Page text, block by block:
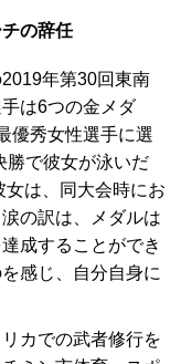
の辞任
年第30回東南
は6つの金メダ
優秀女性選手に選
勝で彼女が泳いだ
は、同大会時にお
の訳は、メダルは
成することができ
感じ、自分自身に
カでの武者修行を